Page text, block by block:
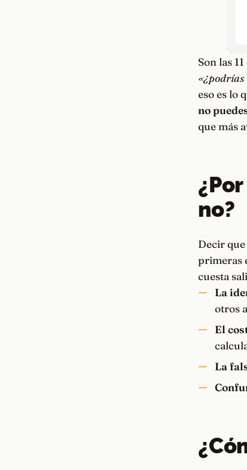
Son las
eso es lo
no
que más
no?
Decir
primeras
cuesta
La
otros
El
La